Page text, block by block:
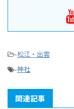
-松江・出雲
-神社
関連記事